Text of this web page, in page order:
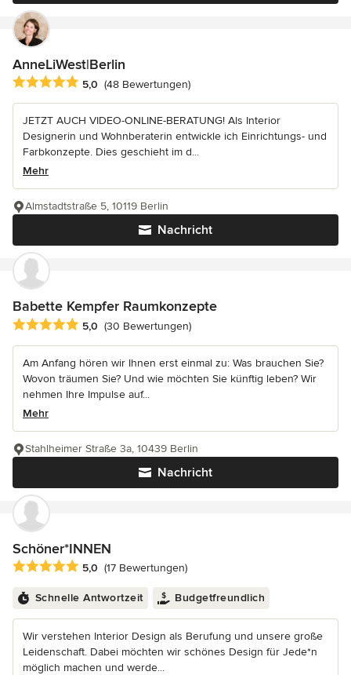
AnneLiWest|Berlin
Durchschnittliche Bewertung: 5 von 5 Sternen
5,0 (48 Bewertungen)
JETZT AUCH VIDEO-ONLINE-BERATUNG! Als Interior
Designerin und Wohnberaterin entwickle ich Einrichtungs- und
Farbkonzepte. Dies geschieht im d...
Mehr
Nachricht
Almstadtstraße 5, 10119 Berlin
Babette Kempfer Raumkonzepte
Durchschnittliche Bewertung: 5 von 5 Sternen
5,0 (30 Bewertungen)
Am Anfang hören wir Ihnen erst einmal zu: Was brauchen Sie?
Wovon träumen Sie? Und wie möchten Sie künftig leben? Wir
nehmen Ihre Impulse auf...
Mehr
Nachricht
Stahlheimer Straße 3a, 10439 Berlin
Schöner*INNEN
Durchschnittliche Bewertung: 5 von 5 Sternen
5,0 (17 Bewertungen)
Schnelle Antwortzeit Budgetfreundlich
Wir verstehen Interior Design als Berufung und unsere große
Leidenschaft. Dabei möchten wir schönes Design für Jede*n
möglich machen und werde...